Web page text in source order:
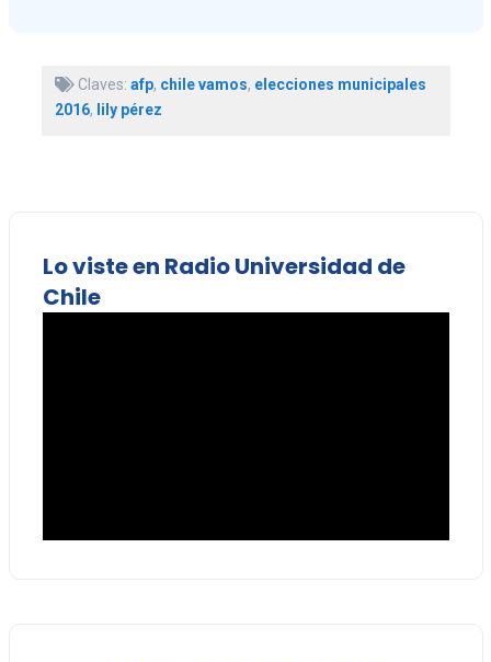
Claves: afp, chile vamos, elecciones municipales
2016, lily pérez
Lo viste en Radio Universidad de
Chile